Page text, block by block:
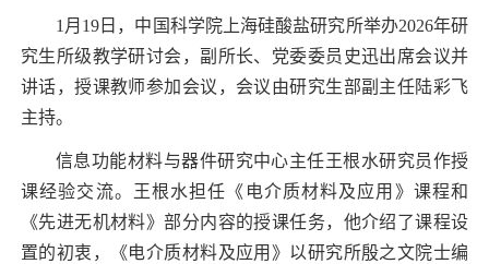
1 月 19 日，中国科学院上海硅酸盐研究所举办2026年研
究生所级教学研讨会，副所长、党委委员史迅出席会议并
讲话，授课教师参加会议，会议由研究生部副主任陆彩飞
主持。
信息功能材料与器件研究中心主任王根水研究员作授
课经验交流。王根水担任《电介质材料及应用》课程和
《先进无机材料》部分内容的授课任务，他介绍了课程设
置的初衷，《电介质材料及应用》以研究所殷之文院士编